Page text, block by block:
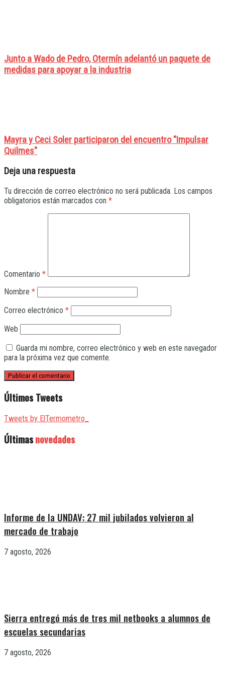
Junto a Wado de Pedro, Otermín adelantó un paquete de
medidas para apoyar a la industria
Mayra y Ceci Soler participaron del encuentro "Impulsar
Quilmes"
Deja una respuesta
Tu dirección de correo electrónico no será publicada. Los campos
obligatorios están marcados con *
Comentario *
Nombre *
Correo electrónico *
Web
Guarda mi nombre, correo electrónico y web en este navegador
para la próxima vez que comente.
Últimos Tweets
Tweets by ElTermometro_
Últimasnovedades
Informe de la UNDAV: 27 mil jubilados volvieron al
mercado de trabajo
7 agosto, 2026
Sierra entregó más de tres mil netbooks a alumnos de
escuelas secundarias
7 agosto, 2026